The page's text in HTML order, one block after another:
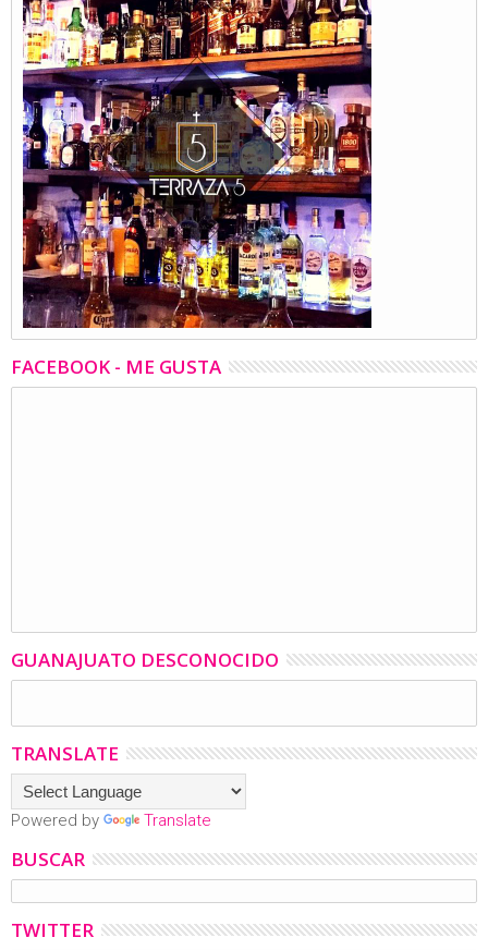
FACEBOOK - ME GUSTA
GUANAJUATO DESCONOCIDO
TRANSLATE
Powered by Translate
BUSCAR
TWITTER